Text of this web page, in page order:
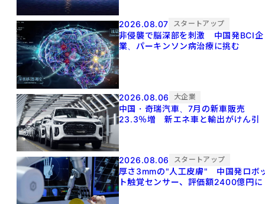
2026.08.07 スタートアップ
非侵襲で脳深部を刺激 中国発BCI企
業、パーキンソン病治療に挑む
2026.08.06 大企業
中国・奇瑞汽車、7月の新車販売
23.3％増 新エネ車と輸出がけん引
2026.08.06 スタートアップ
厚さ3mmの"人工皮膚" 中国発ロボ
ト触覚センサー、評価額2400億円に